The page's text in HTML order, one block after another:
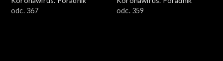
odc. 367
odc. 359